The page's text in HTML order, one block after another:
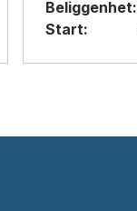
Beliggenhet:
Start: